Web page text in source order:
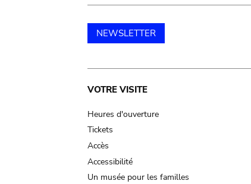
NEWSLETTER
Main
navigation
VOTRE VISITE
Heures d'ouverture
Tickets
Accès
Accessibilité
Un musée pour les familles